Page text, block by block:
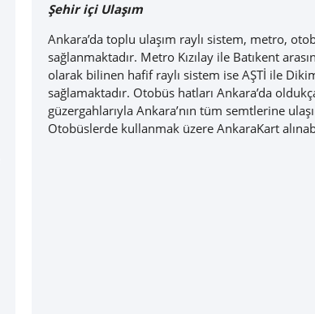
Şehir içi Ulaşım
Ankara’da toplu ulaşım raylı sistem, metro,
sağlanmaktadır. Metro Kızılay ile Batıkent
olarak bilinen hafif raylı sistem ise AŞTİ ile
sağlamaktadır. Otobüs hatları Ankara’da
güzergahlarıyla Ankara’nın tüm semtlerine
Otobüslerde kullanmak üzere AnkaraKart